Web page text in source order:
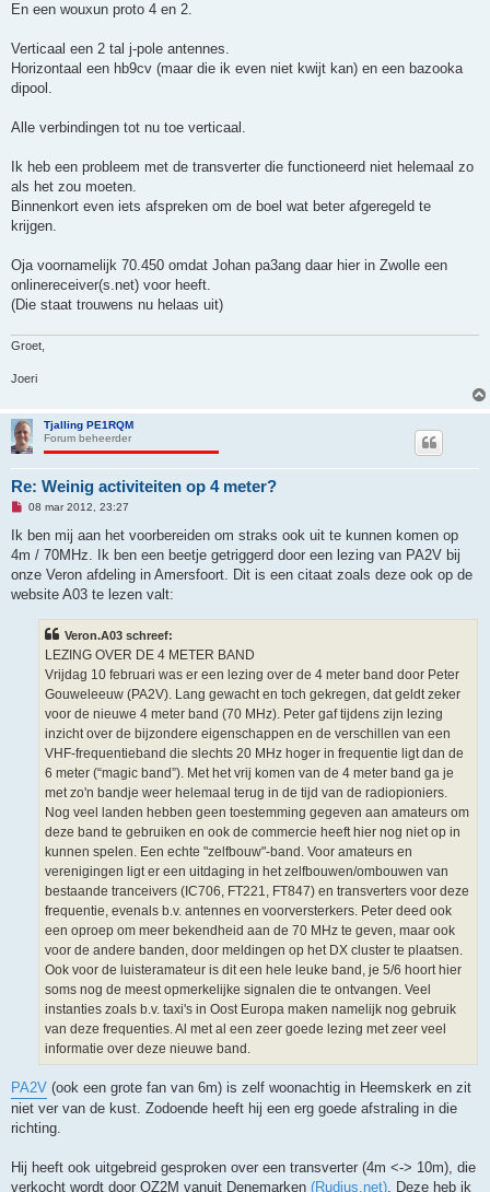
l
e
n
e
c
En een wouxun proto 4 en 2.
Verticaal een 2 tal j-pole antennes.
Horizontaal een hb9cv (maar die ik even niet kwijt kan) en een bazooka
dipool.
Alle verbindingen tot nu toe verticaal.
Ik heb een probleem met de transverter die functioneerd niet helemaal zo
als het zou moeten.
Binnenkort even iets afspreken om de boel wat beter afgeregeld te
krijgen.
Oja voornamelijk 70.450 omdat Johan pa3ang daar hier in Zwolle een
onlinereceiver(s.net) voor heeft.
(Die staat trouwens nu helaas uit)
Groet,
Joeri
Tjalling PE1RQM
Forum beheerder
Re: Weinig activiteiten op 4 meter?
O
g
l
e
e
08 mar 2012, 23:27
Ik ben mij aan het voorbereiden om straks ook uit te kunnen komen op
4m / 70MHz. Ik ben een beetje getriggerd door een lezing van PA2V bij
onze Veron afdeling in Amersfoort. Dit is een citaat zoals deze ook op de
website A03 te lezen valt:
Veron.A03 schreef:
LEZING OVER DE 4 METER BAND
Vrijdag 10 februari was er een lezing over de 4 meter band door Peter
Gouweleeuw (PA2V). Lang gewacht en toch gekregen, dat geldt zeker
voor de nieuwe 4 meter band (70 MHz). Peter gaf tijdens zijn lezing
inzicht over de bijzondere eigenschappen en de verschillen van een
VHF-frequentieband die slechts 20 MHz hoger in frequentie ligt dan de
6 meter (“magic band”). Met het vrij komen van de 4 meter band ga je
met zo'n bandje weer helemaal terug in de tijd van de radiopioniers.
Nog veel landen hebben geen toestemming gegeven aan amateurs om
deze band te gebruiken en ook de commercie heeft hier nog niet op in
kunnen spelen. Een echte "zelfbouw"-band. Voor amateurs en
verenigingen ligt er een uitdaging in het zelfbouwen/ombouwen van
bestaande tranceivers (IC706, FT221, FT847) en transverters voor deze
frequentie, evenals b.v. antennes en voorversterkers. Peter deed ook
een oproep om meer bekendheid aan de 70 MHz te geven, maar ook
voor de andere banden, door meldingen op het DX cluster te plaatsen.
Ook voor de luisteramateur is dit een hele leuke band, je 5/6 hoort hier
soms nog de meest opmerkelijke signalen die te ontvangen. Veel
instanties zoals b.v. taxi's in Oost Europa maken namelijk nog gebruik
van deze frequenties. Al met al een zeer goede lezing met zeer veel
informatie over deze nieuwe band.
PA2V (ook een grote fan van 6m) is zelf woonachtig in Heemskerk en zit
niet ver van de kust. Zodoende heeft hij een erg goede afstraling in die
richting.
Hij heeft ook uitgebreid gesproken over een transverter (4m <-> 10m), die
verkocht wordt door OZ2M vanuit Denemarken (Rudius.net). Deze heb ik